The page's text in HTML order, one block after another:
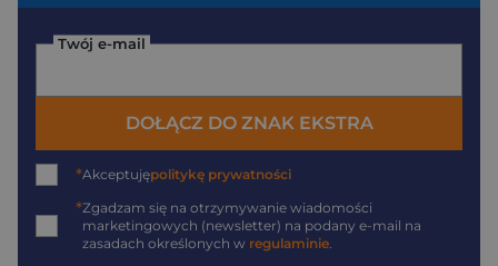
Twój e-mail
DOŁĄCZ DO ZNAK EKSTRA
*Akceptujępolitykę prywatności
*Zgadzam się na otrzymywanie wiadomości
marketingowych (newsletter) na podany e-mail na
zasadach określonych w regulaminie